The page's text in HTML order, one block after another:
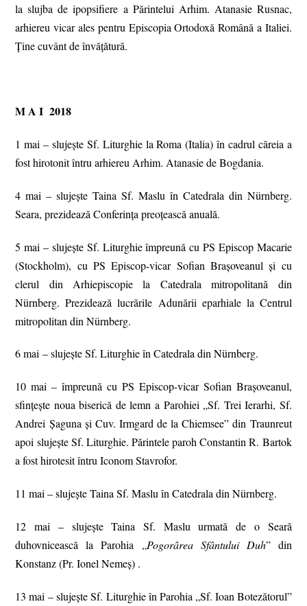
la slujba de ipopsifiere a Părintelui Arhim. Atanasie Rusnac,
arhiereu vicar ales pentru Episcopia Ortodoxă Română a Italiei.
Ține cuvânt de învățătură.
M A I 2018
1 mai – slujește Sf. Liturghie la Roma (Italia) în cadrul căreia a
fost hirotonit întru arhiereu Arhim. Atanasie de Bogdania.
4 mai – slujește Taina Sf. Maslu în Catedrala din Nürnberg.
Seara, prezidează Conferința preoțească anuală.
5 mai – slujește Sf. Liturghie împreună cu PS Episcop Macarie
(Stockholm), cu PS Episcop-vicar Sofian Brașoveanul și cu
clerul din Arhiepiscopie la Catedrala mitropolitană din
Nürnberg. Prezidează lucrările Adunării eparhiale la Centrul
mitropolitan din Nürnberg.
6 mai – slujeşte Sf. Liturghie în Catedrala din Nürnberg.
10 mai – împreună cu PS Episcop-vicar Sofian Brașoveanul,
sfințește noua biserică de lemn a Parohiei „Sf. Trei Ierarhi, Sf.
Andrei Șaguna și Cuv. Irmgard de la Chiemsee” din Traunreut
apoi slujește Sf. Liturghie. Părintele paroh Constantin R. Bartok
a fost hirotesit întru Iconom Stavrofor.
11 mai – slujește Taina Sf. Maslu în Catedrala din Nürnberg.
12 mai – slujește Taina Sf. Maslu urmată de o Seară
duhovnicească la Parohia „Pogorârea Sfântului Duh” din
Konstanz (Pr. Ionel Nemeș) .
13 mai – slujește Sf. Liturghie în Parohia „Sf. Ioan Botezătorul”